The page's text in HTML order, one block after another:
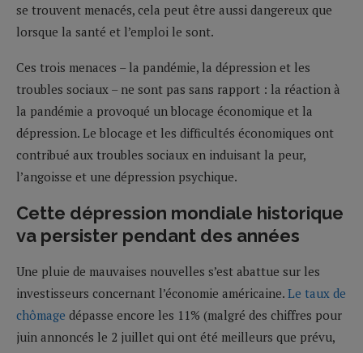
se trouvent menacés, cela peut être aussi dangereux que
lorsque la santé et l’emploi le sont.
Ces trois menaces – la pandémie, la dépression et les
troubles sociaux – ne sont pas sans rapport : la réaction à
la pandémie a provoqué un blocage économique et la
dépression. Le blocage et les difficultés économiques ont
contribué aux troubles sociaux en induisant la peur,
l’angoisse et une dépression psychique.
Cette dépression mondiale historique
va persister pendant des années
Une pluie de mauvaises nouvelles s’est abattue sur les
investisseurs concernant l’économie américaine. Le taux de
chômage dépasse encore les 11% (malgré des chiffres pour
juin annoncés le 2 juillet qui ont été meilleurs que prévu,